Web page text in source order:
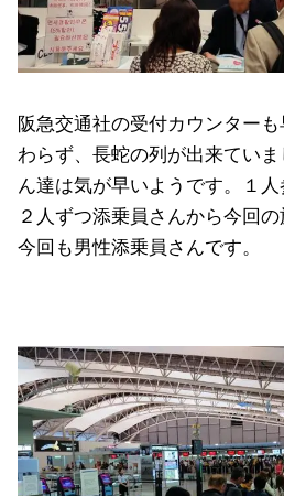
阪急交通社の受付カウンター
わらず、長蛇の列が出来てい
ん達は気が早いようです。１
２人ずつ添乗員さんから今回の
今回も男性添乗員さんです。